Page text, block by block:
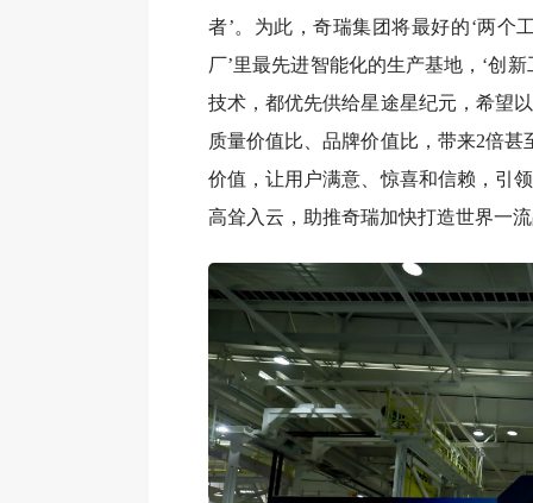
者’。为此，奇瑞集团将最好的‘两个
厂’里最先进智能化的生产基地，‘创
技术，都优先供给星途星纪元，希望
质量价值比、品牌价值比，带来2倍甚
价值，让用户满意、惊喜和信赖，引
高耸入云，助推奇瑞加快打造世界一